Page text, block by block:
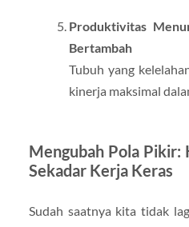
Produktivitas
Bertambah
Tubuh yang
kinerja maksimal
Mengubah Pola Pikir:
Sekadar Kerja Keras
Sudah saatnya kita tidak